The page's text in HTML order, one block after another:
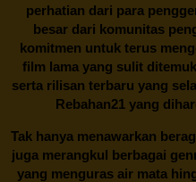
perhatian dari para
besar dari komunitas
komitmen untuk terus
film lama yang sulit
serta rilisan terbaru yang
Rebahan21 yang
Tak hanya menawarkan
juga merangkul berbagai
yang menguras air mata